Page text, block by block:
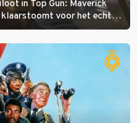
in Top Gun: Maverick
klaarstoomt voor het echte